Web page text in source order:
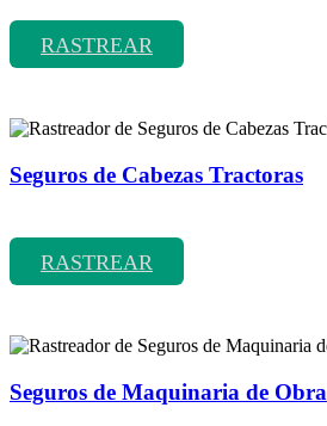
RASTREAR
Seguros de Cabezas Tractoras
RASTREAR
Seguros de Maquinaria de Obra